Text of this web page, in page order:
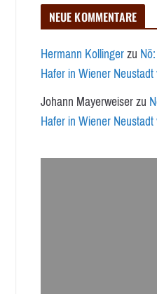
NEUE KOMMENTARE
Hermann Kollingerzu
Hafer in Wiener
Johann Mayerweiserzu
Hafer in Wiener